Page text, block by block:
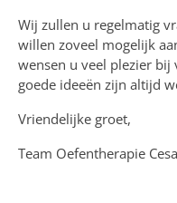
Wij zullen u regelmatig
willen zoveel mogelijk
wensen u veel plezier bij
goede ideeën zijn altijd
Vriendelijke groet,
Team Oefentherapie